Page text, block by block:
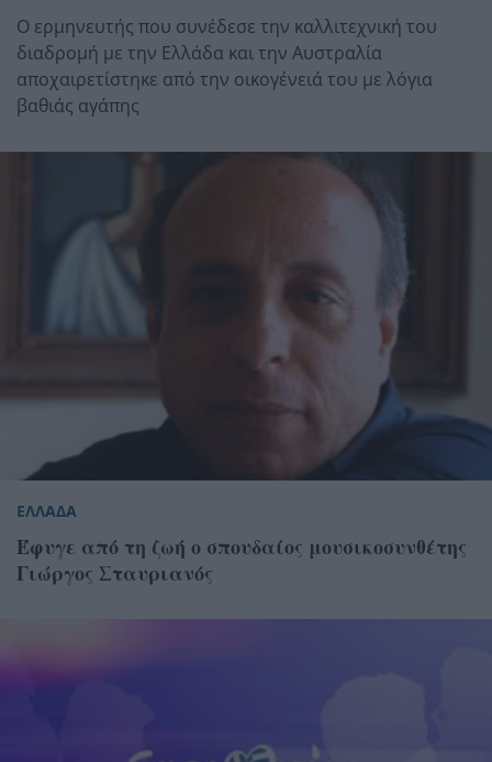
Ο ερμηνευτής που συνέδεσε την καλλιτεχνική του
διαδρομή με την Ελλάδα και την Αυστραλία
αποχαιρετίστηκε από την οικογένειά του με λόγια
βαθιάς αγάπης
ΕΛΛΑΔΑ
Έφυγε από τη ζωή ο σπουδαίος μουσικοσυνθέτης
Γιώργος Σταυριανός